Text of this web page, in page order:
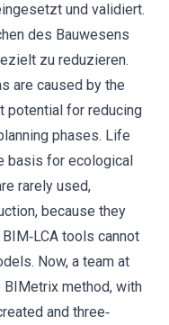
und validiert.
des Bauwesens
zu reduzieren.
are caused by the
potential for reducing
phases. Life
basis for ecological
rarely used,
because they
tools cannot
Now, a team at
BIMetrix method, with
and three‐